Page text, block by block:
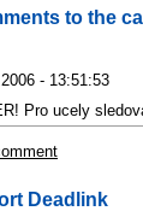
to the
- 13:51:53
Pro ucely
Deadlink